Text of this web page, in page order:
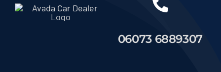
06073 6889307